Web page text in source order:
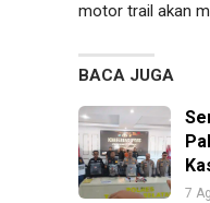
motor trail akan
BACA JUGA
7